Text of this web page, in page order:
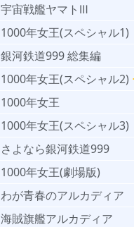
宇宙戦艦ヤマトⅢ
1000年女王(スペシャル1)
銀河鉄道999 総集編
1000年女王(スペシャル2)
1000年女王
1000年女王(スペシャル3)
さよなら銀河鉄道999
1000年女王(劇場版)
わが青春のアルカディア
海賊旗艦アルカディア